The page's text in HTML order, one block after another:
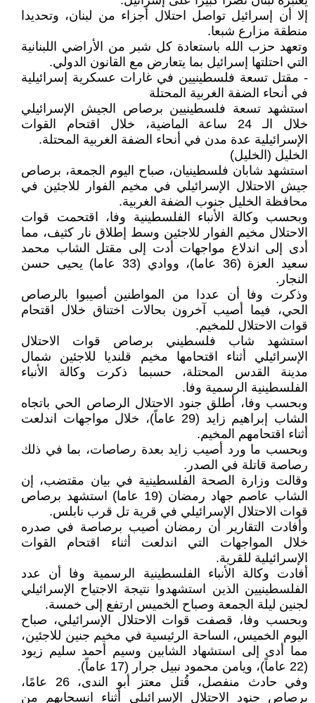
إلا أن إسرائيل تواصل احتلال أجزاء من لبنان، وتحديدا
منطقة مزارع شبعا.
وتعهد حزب الله باستعادة كل شبر من الأراضي اللبنانية
التي احتلتها إسرائيل بما يتعارض مع القانون الدولي.
- مقتل تسعة فلسطينيين في غارات عسكرية إسرائيلية
في أنحاء الضفة الغربية المحتلة
استشهد تسعة فلسطينيين برصاص الجيش الإسرائيلي
خلال الـ 24 ساعة الماضية، خلال اقتحام القوات
الإسرائيلية عدة مدن في أنحاء الضفة الغربية المحتلة.
الخليل (الخليل)
استشهد شابان فلسطينيان، صباح اليوم الجمعة، برصاص
جيش الاحتلال الإسرائيلي في مخيم الفوار للاجئين في
محافظة الخليل جنوب الضفة الغربية.
وبحسب وكالة الأنباء الفلسطينية وفا، اقتحمت قوات
الاحتلال مخيم الفوار للاجئين وسط إطلاق نار كثيف، مما
أدى إلى اندلاع مواجهات أدت إلى مقتل الشاب محمد
سعيد العزة (36 عاما)، ووادي (33 عاما) يحيى حسن
النجار.
وذكرت وفا أن عددا من المواطنين أصيبوا بالرصاص
الحي، فيما أصيب آخرون بحالات اختناق خلال اقتحام
قوات الاحتلال للمخيم.
استشهد شاب فلسطيني برصاص قوات الاحتلال
الإسرائيلي أثناء اقتحامها مخيم قلنديا للاجئين شمال
مدينة القدس المحتلة، حسبما ذكرت وكالة الأنباء
الفلسطينية الرسمية وفا.
وبحسب وفا، أطلق جنود الاحتلال الرصاص الحي باتجاه
الشاب إبراهيم زايد (29 عاماً)، خلال مواجهات اندلعت
أثناء اقتحامهم المخيم.
وبحسب ما ورد أصيب زايد بعدة رصاصات، بما في ذلك
رصاصة قاتلة في الصدر.
وقالت وزارة الصحة الفلسطينية في بيان مقتضب، إن
الشاب عاصم جهاد رمضان (19 عاما) استشهد برصاص
قوات الاحتلال الإسرائيلي في قرية تل قرب نابلس.
وأفادت التقارير أن رمضان أصيب برصاصة في صدره
خلال المواجهات التي اندلعت أثناء اقتحام القوات
الإسرائيلية للقرية.
أفادت وكالة الأنباء الفلسطينية الرسمية وفا أن عدد
الفلسطينيين الذين استشهدوا نتيجة الاجتياح الإسرائيلي
لجنين ليلة الجمعة وصباح الخميس ارتفع إلى خمسة.
وبحسب وفا، قصفت قوات الاحتلال الإسرائيلي، صباح
اليوم الخميس، الساحة الرئيسية في مخيم جنين للاجئين،
مما أدى إلى استشهاد الشابين وسيم أحمد سليم زيود
(22 عاماً)، ويامن محمود نبيل جرار (17 عاماً).
وفي حادث منفصل، قُتل معتز أبو الندى، 26 عامًا،
برصاص جنود الاحتلال الإسرائيلي أثناء انسحابهم من